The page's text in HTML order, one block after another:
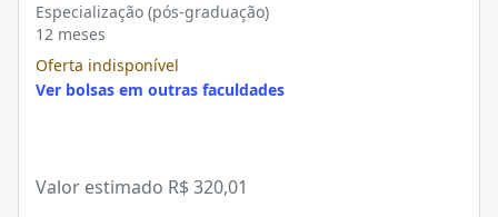
Especialização (pós-graduação)
12 meses
Oferta indisponível
Ver bolsas em outras faculdades
Valor estimado R$ 320,01